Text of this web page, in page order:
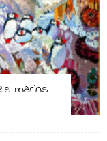
marins